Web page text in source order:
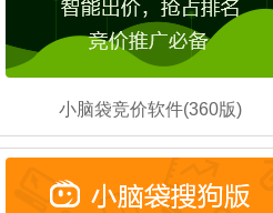
小脑袋竞价软件(360版)